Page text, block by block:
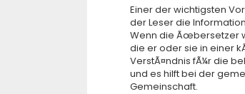
Einer der wichtigsten
der Leser die
Wenn die Ãœbersetzer
die er oder sie in einer
VerstÃ¤ndnis fÃ¼r die
und es hilft bei der
Gemeinschaft.